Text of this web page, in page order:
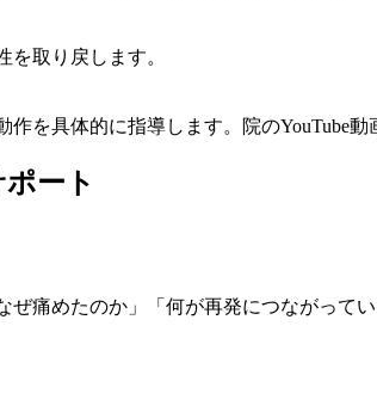
取り戻します。
を具体的に指導します。院のYouTube
ート
痛めたのか」「何が再発につながって